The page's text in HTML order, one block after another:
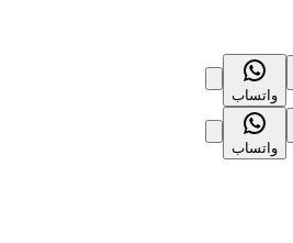
واتساب
واتساب